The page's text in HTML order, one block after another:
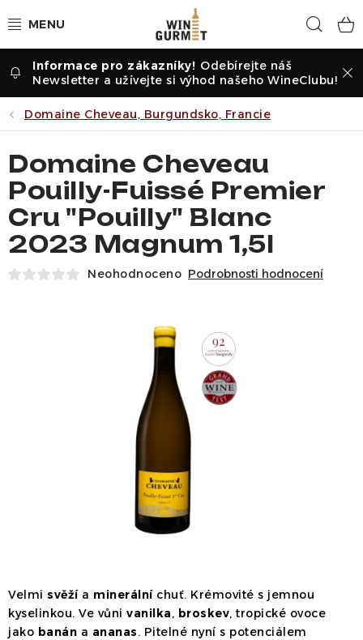
na
Vína dle druhu
Vína dle příležitosti
Dle vinařství
Vína dle země
Pochutiny
Degustační sady
Kontakty
Vinné zážitky
Odebírejte náš
Newsletter a užívejte si výhod našeho WineClubu!
Domaine Cheveau, Burgundsko, Francie
Velmi svěžía minerálníchuť. Krémovité s jemnou
kyselinkou. Ve vůni vanilka, broskev, tropické ovoce
jako banán a ananas. Pitelné nyní s potenciálem
Domaine Cheveau
Pouilly-Fuissé Premier
Cru "Pouilly" Blanc
2023 Magnum 1,5l
Neohodnoceno Podrobnosti hodnocení